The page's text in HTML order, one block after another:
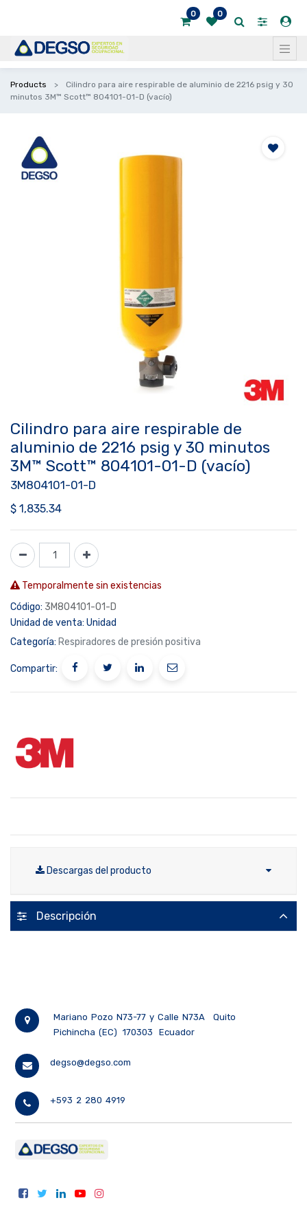
0 0
Products
Cilindro para aire respirable de aluminio de 2216 psig y 30
minutos 3M™ Scott™ 804101-01-D (vacío)
Cilindro para aire respirable de
aluminio de 2216 psig y 30 minutos
3M™ Scott™ 804101-01-D (vacío)
3M804101-01-D
$ 1,835.34
Temporalmente sin existencias
Código: 3M804101-01-D
Unidad de venta: Unidad
Categoría: Respiradores de presión positiva
Compartir:
Descargas del producto
Descripción
Mariano Pozo N73-77 y Calle N73A
Quito
Pichincha (EC)
170303 Ecuador
degso@degso.com
+593 2 280 4919